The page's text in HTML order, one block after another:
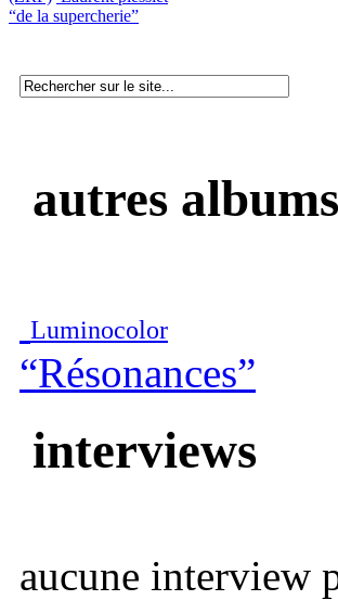
“de la supercherie”
autres albums
Luminocolor
“Résonances”
interviews
aucune interview